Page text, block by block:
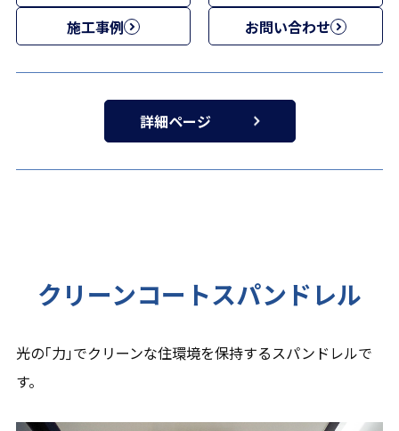
施工事例
お問い合わせ
詳細ページ
クリーンコートスパンドレル
光の｢力｣でクリーンな住環境を保持するスパンドレルで
す。